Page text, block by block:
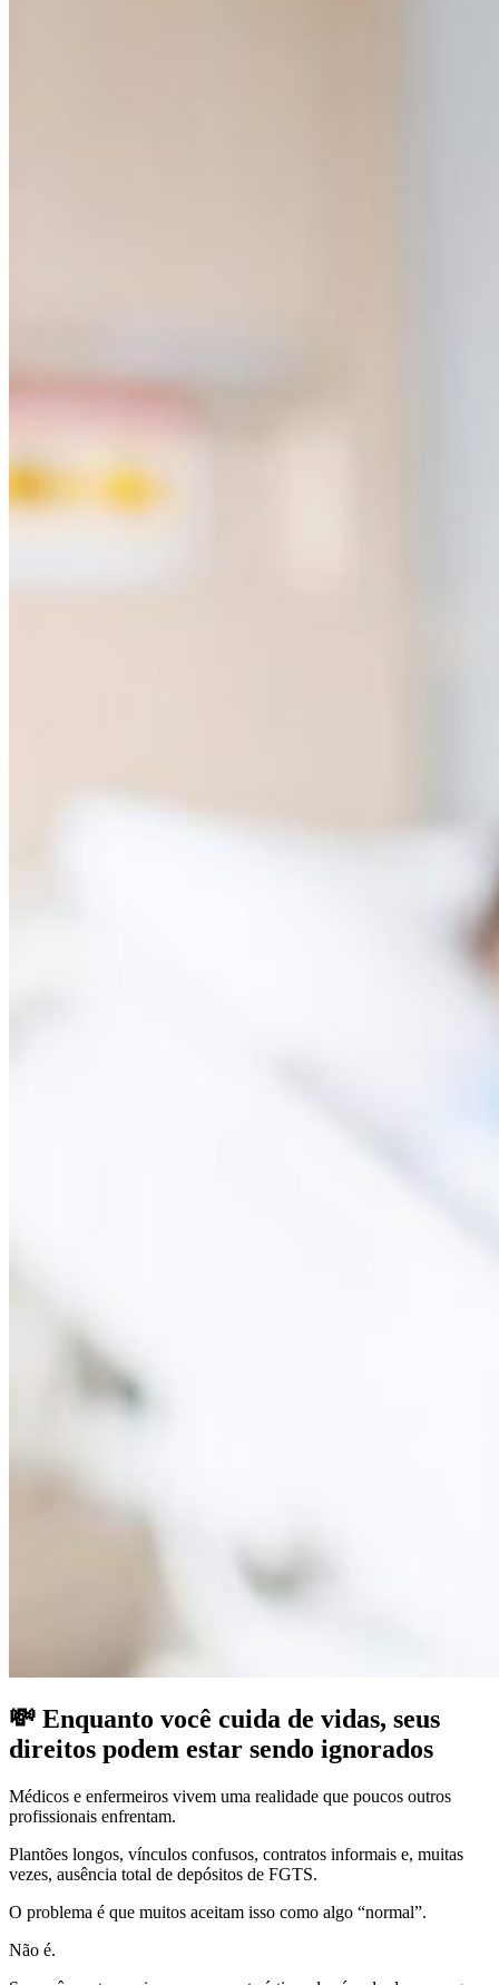
💸 Enquanto você cuida de vidas, seus
direitos podem estar sendo ignorados
Médicos e enfermeiros vivem uma realidade que poucos outros
profissionais enfrentam.
Plantões longos, vínculos confusos, contratos informais e, muitas
vezes, ausência total de depósitos de FGTS.
O problema é que muitos aceitam isso como algo “normal”.
Não é.